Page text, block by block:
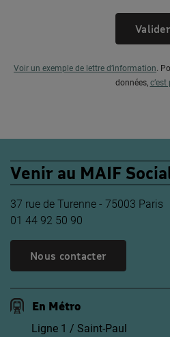
Valider
Voir un exemple de lettre d’information
données, c’est
Venir au MAIF
37 rue de Turenne - 75003 Paris
01 44 92 50 90
Nous contacter
En Métro
Ligne 1 / Saint-Paul